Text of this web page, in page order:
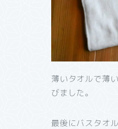
薄いタオルで薄
びました。
最後にバスタオ